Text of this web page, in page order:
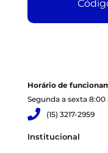
Horário de
Segunda a sexta 8:00
(15) 3217-2959
Institucional